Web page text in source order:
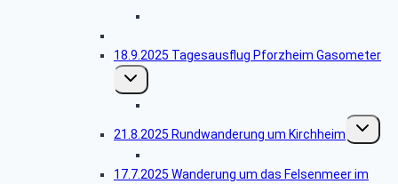
18.9.2025 Tagesausflug Pforzheim Gasometer
Untermenü
umschalten
21.8.2025 Rundwanderung um Kirchheim
17.7.2025 Wanderung um das Felsenmeer im